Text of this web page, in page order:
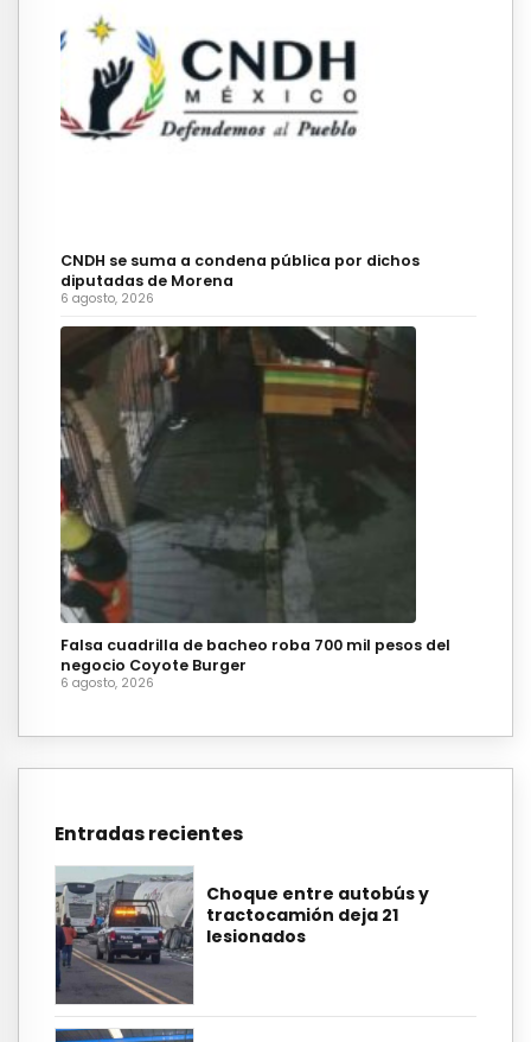
CNDH se suma a condena pública por dichos
diputadas de Morena
6 agosto, 2026
Falsa cuadrilla de bacheo roba 700 mil pesos del
negocio Coyote Burger
6 agosto, 2026
Entradas recientes
Choque entre autobús y
tractocamión deja 21
lesionados